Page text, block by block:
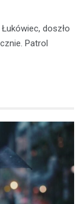
doszło
Patrol